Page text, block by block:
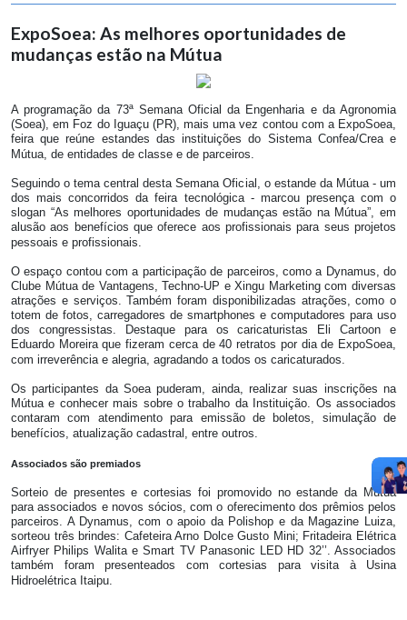
ExpoSoea: As melhores oportunidades de
mudanças estão na Mútua
A programação da 73ª Semana Oficial da Engenharia e da Agronomia
(Soea), em Foz do Iguaçu (PR), mais uma vez contou com a ExpoSoea,
feira que reúne estandes das instituições do Sistema Confea/Crea e
Mútua, de entidades de classe e de parceiros.
Seguindo o tema central desta Semana Oficial, o estande da Mútua - um
dos mais concorridos da feira tecnológica - marcou presença com o
slogan “As melhores oportunidades de mudanças estão na Mútua”, em
alusão aos benefícios que oferece aos profissionais para seus projetos
pessoais e profissionais.
O espaço contou com a participação de parceiros, como a Dynamus, do
Clube Mútua de Vantagens, Techno-UP e Xingu Marketing com diversas
atrações e serviços. Também foram disponibilizadas atrações, como o
totem de fotos, carregadores de smartphones e computadores para uso
dos congressistas. Destaque para os caricaturistas Eli Cartoon e
Eduardo Moreira que fizeram cerca de 40 retratos por dia de ExpoSoea,
com irreverência e alegria, agradando a todos os caricaturados.
Os participantes da Soea puderam, ainda, realizar suas inscrições na
Mútua e conhecer mais sobre o trabalho da Instituição. Os associados
contaram com atendimento para emissão de boletos, simulação de
benefícios, atualização cadastral, entre outros.
Associados são premiados
Sorteio de presentes e cortesias foi promovido no estande da Mútua
para associados e novos sócios, com o oferecimento dos prêmios pelos
parceiros. A Dynamus, com o apoio da Polishop e da Magazine Luiza,
sorteou três brindes: Cafeteira Arno Dolce Gusto Mini; Fritadeira Elétrica
Airfryer Philips Walita e Smart TV Panasonic LED HD 32’’. Associados
também foram presenteados com cortesias para visita à Usina
Hidroelétrica Itaipu.